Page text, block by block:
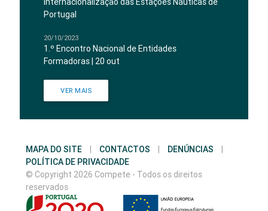
Portugal
20/10/2023
1.º Encontro Nacional de Entidades
Formadoras | 20 out
VER MAIS
MAPA DO SITE CONTACTOS DENÚNCIAS
POLÍTICA DE PRIVACIDADE
© Copyright 2026 Compete - Todos os direitos
reservados